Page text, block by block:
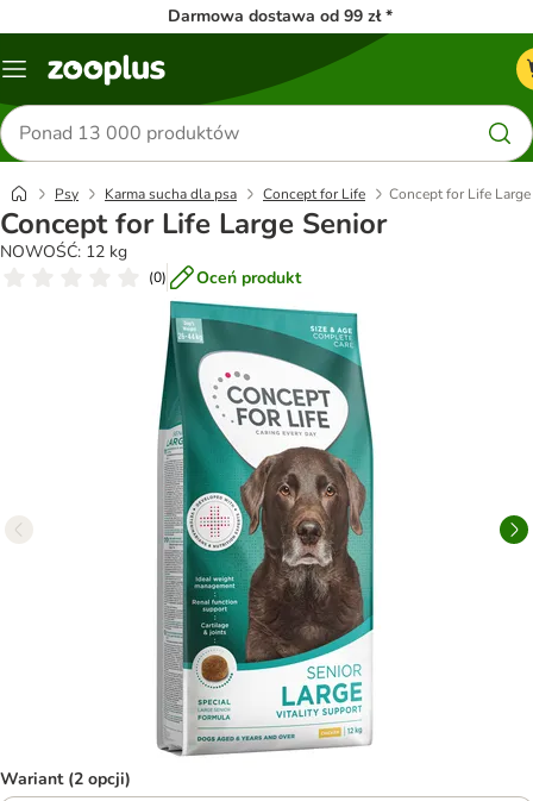
Darmowa dostawa od 99 zł *
Menu
Szukaj
produktów
Psy Karma sucha dla psa Concept for Life Concept for Life
Concept for Life Large Senior
NOWOŚĆ: 12 kg
(0) Oceń produkt
Wariant (2 opcji)